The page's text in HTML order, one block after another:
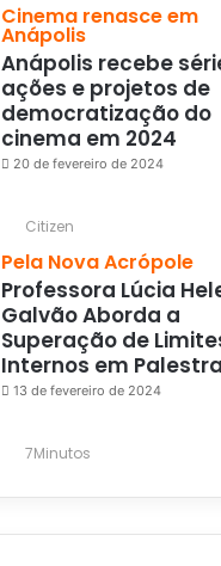
Cinema renasce em
Anápolis
Anápolis recebe
ações e projetos de
democratização do
cinema em 2024
20 de fevereiro de 2024
Citizen
Pela Nova Acrópole
Professora Lúcia
Galvão Aborda a
Superação de
Internos em Palestra
13 de fevereiro de 2024
7Minutos